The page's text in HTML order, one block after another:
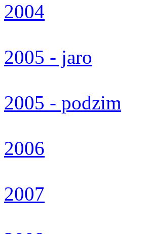
2004
2005 - jaro
2005 - podzim
2006
2007